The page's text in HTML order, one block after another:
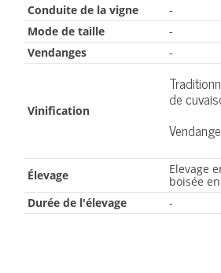
Conduite de la vigne
-
Mode de taille
-
Vendanges
-
Vinification
de
Élevage
Elevage
boisée
Durée de l'élevage
-